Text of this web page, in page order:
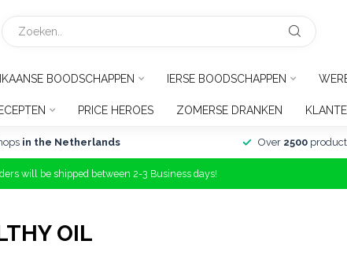
BOODSCHAPPEN IERSE BOODSCHAPPEN
PRICE HEROES ZOMERSE DRANKEN
in the Netherlands Over 2500
will be shipped between 2-3 Business days!
OIL